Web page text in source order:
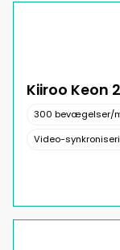
Kiiroo Keon
300 bevægelser/
Video-